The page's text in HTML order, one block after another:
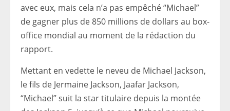
avec eux, mais cela n’a pas empêché “Michael”
de gagner plus de 850 millions de dollars au box-
office mondial au moment de la rédaction du
rapport.
Mettant en vedette le neveu de Michael Jackson,
le fils de Jermaine Jackson, Jaafar Jackson,
“Michael” suit la star titulaire depuis la montée